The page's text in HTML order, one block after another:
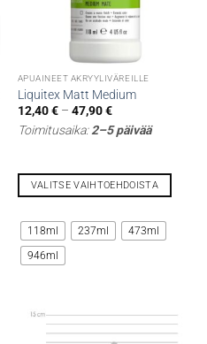
APUAINEET AKRYYLIVÄREILLE
Liquitex Matt Medium
12,40€ – 47,90€Hintaluokka:
-
Toimitusaika:2–5 päivää
VALITSE VAIHTOEHDOISTA
tuotteella
on
useampi
tehdä
valinnat
118ml 237ml
473ml
946ml